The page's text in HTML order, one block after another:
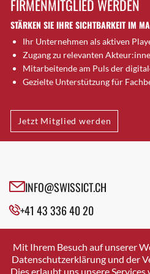
Brugg AG
Brütten
Bubendorf
Bubikon
Buchs (SG)
Bäretswil
Bülach
Cazis
Crissier
Davos Platz
Dierikon
Dietikon
FIRMENMITGLIED WERDEN
STÄRKEN SIE IHRE SICHTBARKEIT IM
Ihr Unternehmen als aktiven
Zugang zu relevanten
Mitarbeitende am Puls der
Gezielte Unterstützung für
Jetzt Mitglied werden
INFO@SWISSICT.CH
+41 43 336 40 20
SWISSICT
VULKANSTRASSE 120
8048 ZURICH
Mit Ihrem Besuch auf unserer
Datenschutzerklärung und der
Dies erlaubt uns unsere Services